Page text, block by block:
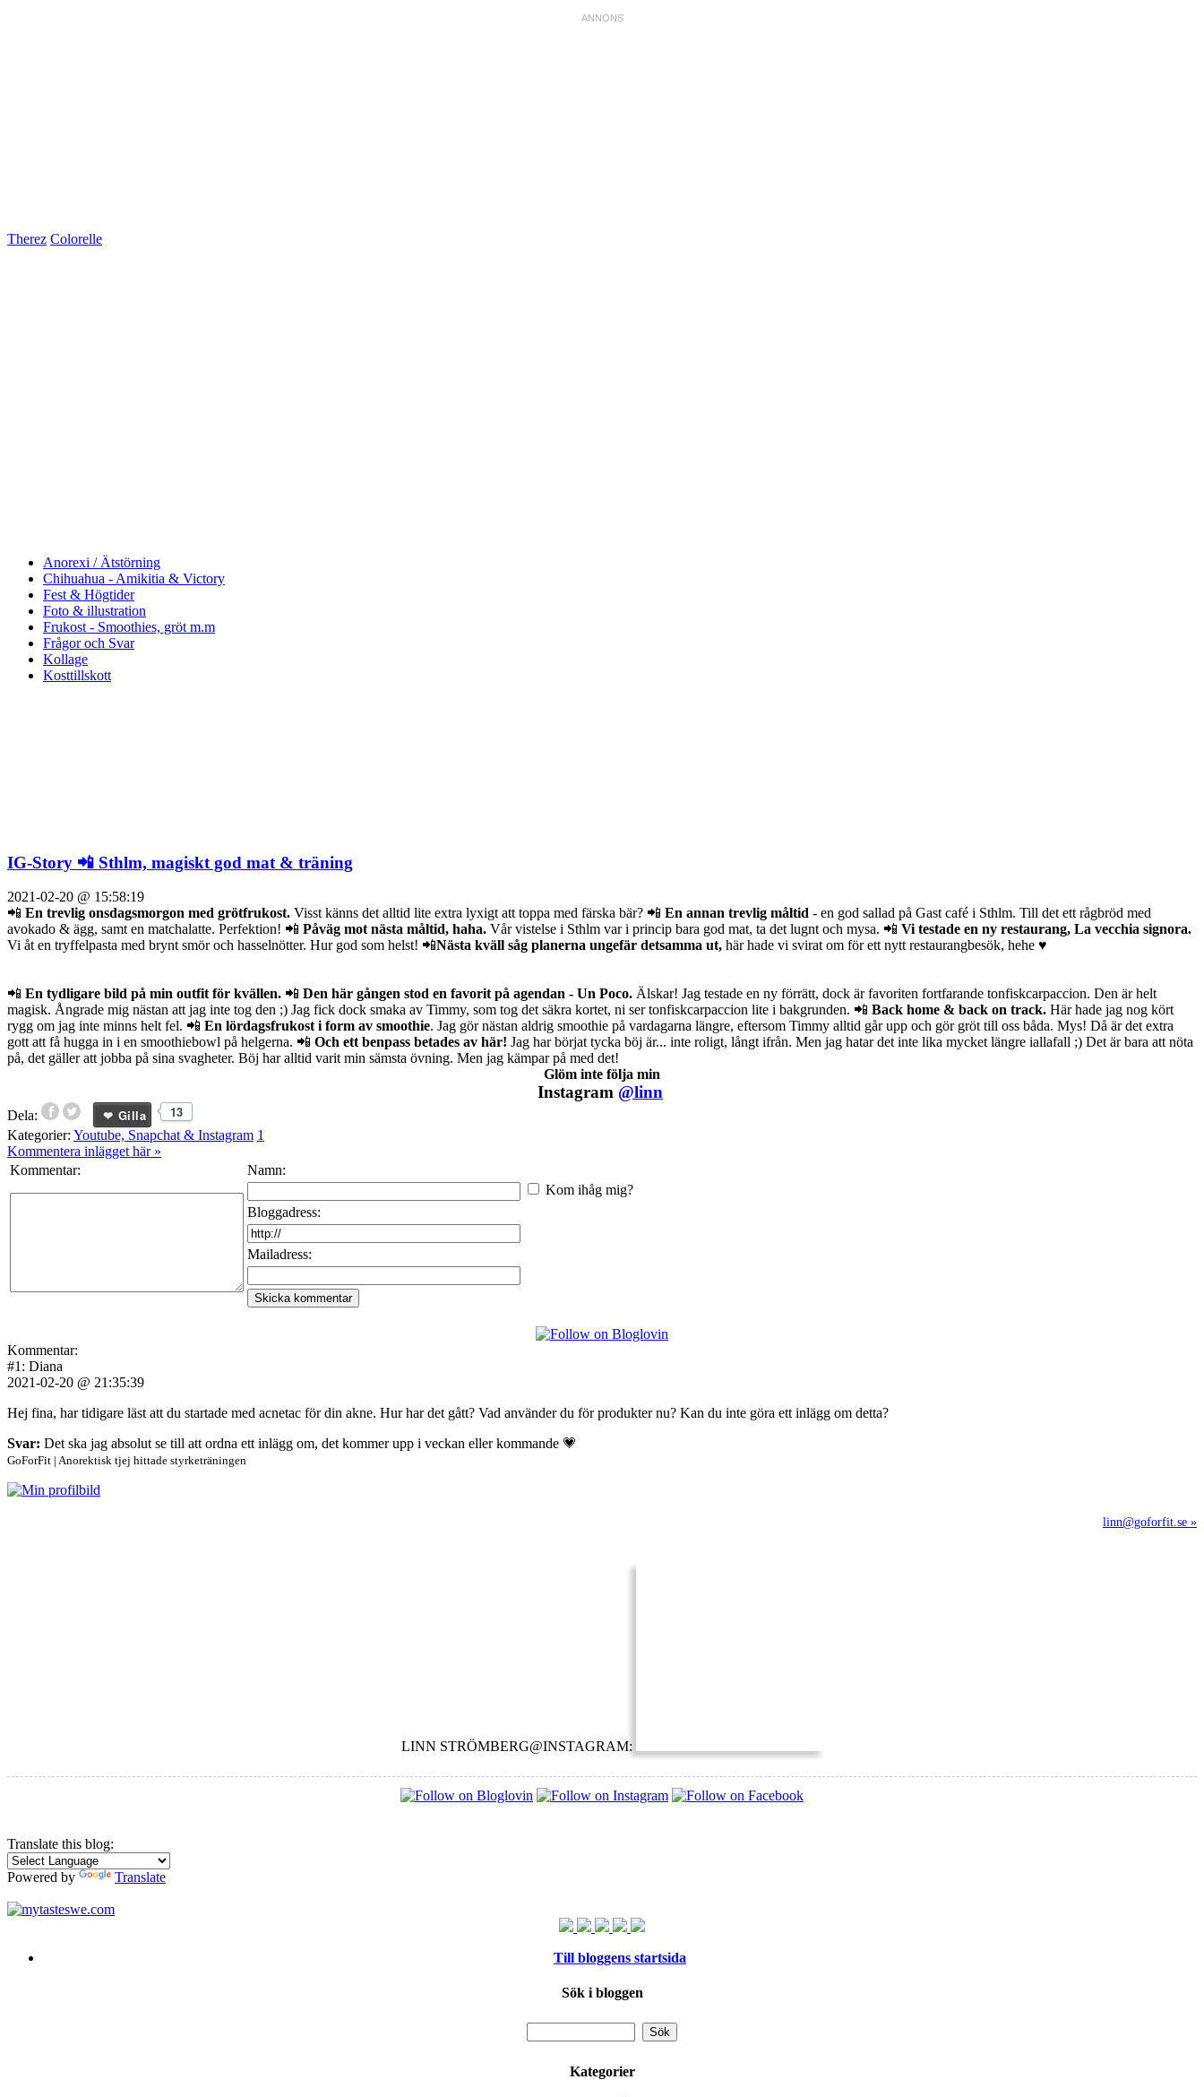
Therez Colorelle
Anorexi / Ätstörning
Chihuahua - Amikitia & Victory
Fest & Högtider
Foto & illustration
Frukost - Smoothies, gröt m.m
Frågor och Svar
Kollage
Kosttillskott
IG-Story 📲 Sthlm, magiskt god mat & träning
2021-02-20 @ 15:58:19
📲 En trevlig onsdagsmorgon med grötfrukost. Visst känns det alltid lite extra lyxigt att toppa med färska bär? 📲 En annan trevlig måltid - en god sallad på Gast café i Sthlm. Till det ett rågbröd med
avokado & ägg, samt en matchalatte. Perfektion! 📲 Påväg mot nästa måltid, haha. Vår vistelse i Sthlm var i princip bara god mat, ta det lugnt och mysa. 📲 Vi testade en ny restaurang, La vecchia signora.
Vi åt en tryffelpasta med brynt smör och hasselnötter. Hur god som helst! 📲Nästa kväll såg planerna ungefär detsamma ut, här hade vi svirat om för ett nytt restaurangbesök, hehe ♥
📲 En tydligare bild på min outfit för kvällen. 📲 Den här gången stod en favorit på agendan - Un Poco. Älskar! Jag testade en ny förrätt, dock är favoriten fortfarande tonfiskcarpaccion. Den är helt
magisk. Ångrade mig nästan att jag inte tog den ;) Jag fick dock smaka av Timmy, som tog det säkra kortet, ni ser tonfiskcarpaccion lite i bakgrunden. 📲 Back home & back on track. Här hade jag nog kört
rygg om jag inte minns helt fel. 📲 En lördagsfrukost i form av smoothie. Jag gör nästan aldrig smoothie på vardagarna längre, eftersom Timmy alltid går upp och gör gröt till oss båda. Mys! Då är det extra
gott att få hugga in i en smoothiebowl på helgerna. 📲 Och ett benpass betades av här! Jag har börjat tycka böj är... inte roligt, långt ifrån. Men jag hatar det inte lika mycket längre iallafall ;) Det är bara att nöta
på, det gäller att jobba på sina svagheter. Böj har alltid varit min sämsta övning. Men jag kämpar på med det!
Glöm inte följa min
Instagram @linn
Dela: 13
Gilla
Kategorier: Youtube, Snapchat & Instagram 1
Kommentera inlägget här »
Kommentar:
Namn:
Kom ihåg mig?
Bloggadress:
Mailadress:
Kommentar:
#1: Diana
2021-02-20 @ 21:35:39
Hej fina, har tidigare läst att du startade med acnetac för din akne. Hur har det gått? Vad använder du för produkter nu? Kan du inte göra ett inlägg om detta?
Svar: Det ska jag absolut se till att ordna ett inlägg om, det kommer upp i veckan eller kommande 💗
GoForFit | Anorektisk tjej hittade styrketräningen
linn@goforfit.se »
LINN STRÖMBERG@INSTAGRAM:
Translate this blog:
Powered by Translate
Till bloggens startsida
Sök i bloggen
Kategorier